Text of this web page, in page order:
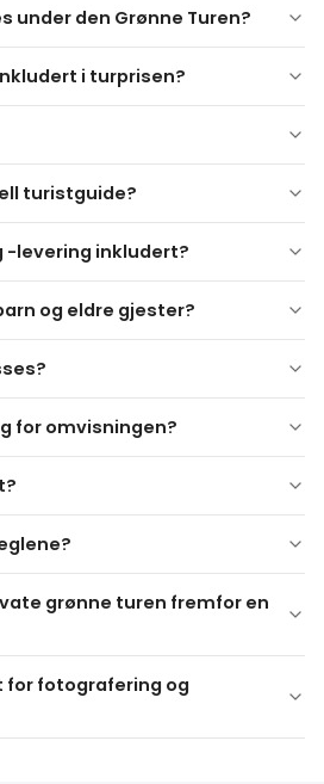
ganghastighet og tid brukt på
under den Grønne Turen?
underjordiske by
i turprisen?
ved elven er planlagt
turistguide?
-levering inkludert?
og eldre gjester?
for omvisningen?
under bestillingsprosessen.
grønne turen fremfor en
for fotografering og